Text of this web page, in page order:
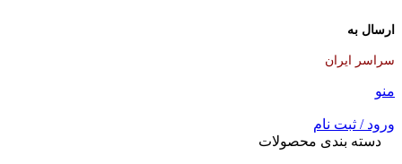
ارسال به
سراسر ایران
منو
ورود / ثبت نام
دسته بندی محصولات